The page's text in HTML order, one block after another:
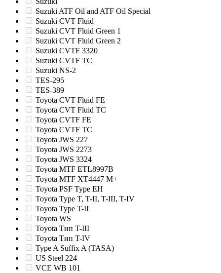
Suzuki ATF Oil and ATF Oil Special
Suzuki CVT Fluid
Suzuki CVT Fluid Green 1
Suzuki CVT Fluid Green 2
Suzuki CVTF 3320
Suzuki CVTF TC
Suzuki NS-2
TES-295
TES-389
Toyota CVT Fluid FE
Toyota CVT Fluid TC
Toyota CVTF FE
Toyota CVTF TC
Toyota JWS 227
Toyota JWS 2273
Toyota JWS 3324
Toyota MTF ETL8997B
Toyota MTF XT4447 M+
Toyota PSF Type EH
Toyota Type T, T-II, T-III, T-IV
Toyota Type T-II
Toyota WS
Toyota Тип T-III
Toyota Тип T-IV
Type A Suffix A (TASA)
US Steel 224
VCE WB 101